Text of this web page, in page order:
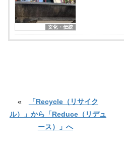
文化・伝統
«
「Recycle（リサイク
ル）」から「Reduce（リデュ
ース）」へ